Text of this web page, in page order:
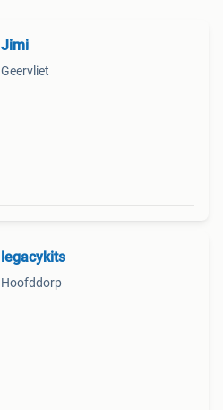
Jimi
Geervliet
legacykits
Hoofddorp